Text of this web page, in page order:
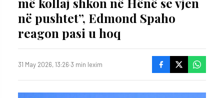
në pushtet”, Edmond Spaho
reagon pasi u hoq
31 May 2026, 13:26·3 min lexim